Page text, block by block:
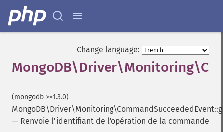
Change language:
(mongodb >=1.3.0)
— Renvoie l'identifiant de l'opération de la commande